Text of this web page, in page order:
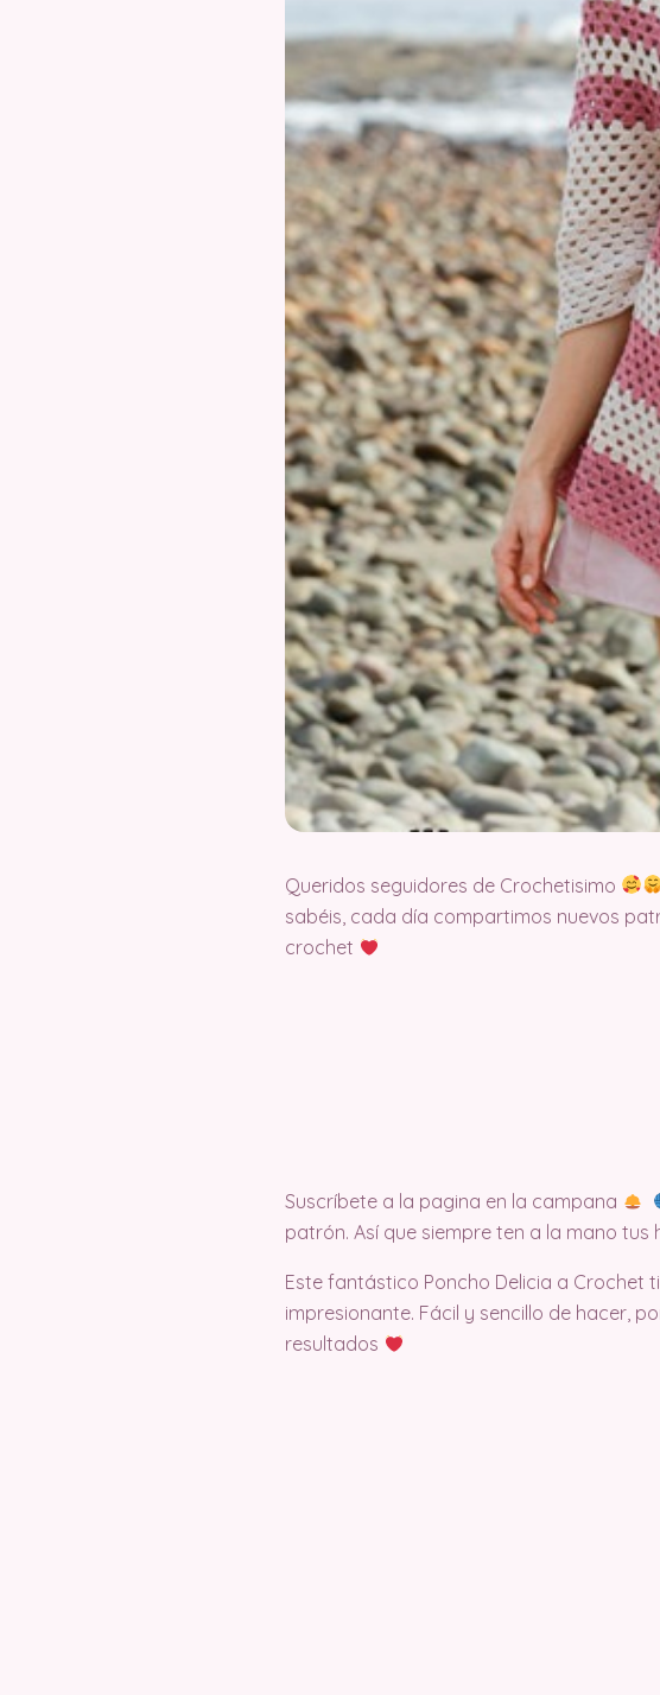
Queridos seguidores de Crochetisimo
sabéis, cada día compartimos nuevos
crochet
Suscríbete a la pagina en la campana
patrón. Así que siempre ten a la mano tus
Este fantástico Poncho Delicia a Crochet
impresionante. Fácil y sencillo de hacer,
resultados